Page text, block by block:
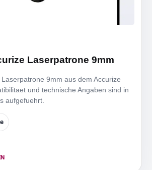
Laserpatrone 9mm
9mm aus dem Accurize
und technische Angaben sind in
aufgefuehrt.